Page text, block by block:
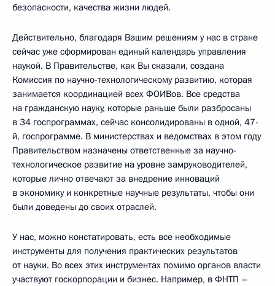
безопасности, качества жизни людей.
Действительно, благодаря Вашим решениям у нас в стране
сейчас уже сформирован единый календарь управления
наукой. В Правительстве, как Вы сказали, создана
Комиссия по научно-технологическому развитию, которая
занимается координацией всех ФОИВов. Все средства
на гражданскую науку, которые раньше были разбросаны
в 34 госпрограммах, сейчас консолидированы в одной, 47-
й, госпрограмме. В министерствах и ведомствах в этом году
Правительством назначены ответственные за научно-
технологическое развитие на уровне замруководителей,
которые лично отвечают за внедрение инноваций
в экономику и конкретные научные результаты, чтобы они
были доведены до своих отраслей.
У нас, можно констатировать, есть все необходимые
инструменты для получения практических результатов
от науки. Во всех этих инструментах помимо органов власти
участвуют госкорпорации и бизнес. Например, в ФНТП –